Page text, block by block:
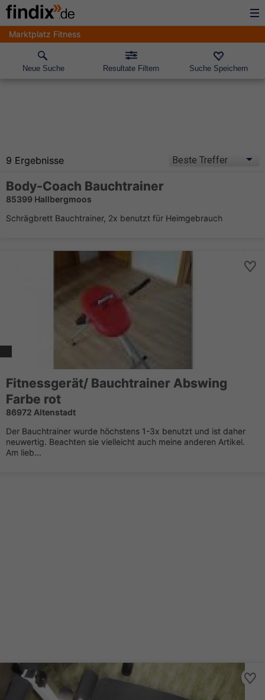
Marktplatz Fitness
Neue Suche Resultate Filtern Suche Speichern
9 Ergebnisse
Body-Coach Bauchtrainer
85399 Hallbergmoos
Schrägbrett Bauchtrainer, 2x benutzt für Heimgebrauch
Fitnessgerät/ Bauchtrainer Abswing
Farbe rot
86972 Altenstadt
Der Bauchtrainer wurde höchstens 1-3x benutzt und ist daher
neuwertig. Beachten sie vielleicht auch meine anderen Artikel.
Am lieb...